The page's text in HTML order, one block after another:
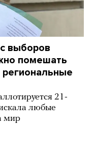
выборов
помешать
региональные
21-
любые
мир